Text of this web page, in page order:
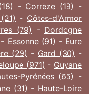
- Corrèze (19) -
- Côtes-d'Armor
(79) - Dordogne
- Essonne (91) - Eure
(29) - Gard (30) -
(971) - Guyane
Pyrénées (65) -
(31) - Haute-Loire